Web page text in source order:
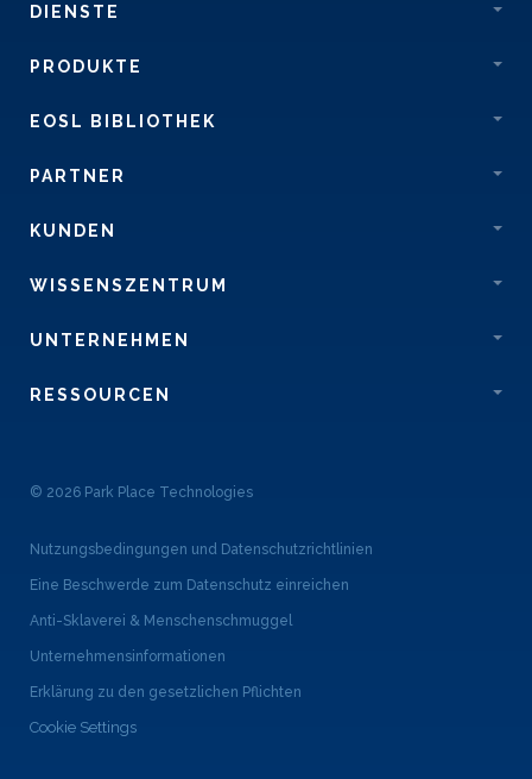
DIENSTE
PRODUKTE
EOSL BIBLIOTHEK
PARTNER
KUNDEN
WISSENSZENTRUM
UNTERNEHMEN
RESSOURCEN
© 2026 Park Place Technologies
Nutzungsbedingungen und Datenschutzrichtlinien
Eine Beschwerde zum Datenschutz einreichen
Anti-Sklaverei & Menschenschmuggel
Unternehmensinformationen
Erklärung zu den gesetzlichen Pflichten
Cookie Settings